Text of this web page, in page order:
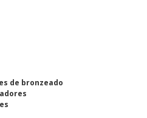
de bronzeado